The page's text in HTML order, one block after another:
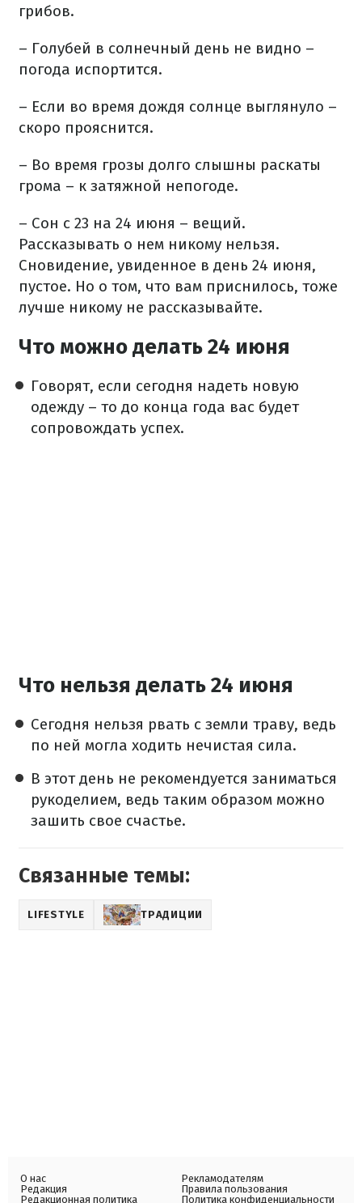
грибов.
– Голубей в солнечный день не видно –
погода испортится.
– Если во время дождя солнце выглянуло –
скоро прояснится.
– Во время грозы долго слышны раскаты
грома – к затяжной непогоде.
– Сон с 23 на 24 июня – вещий.
Рассказывать о нем никому нельзя.
Сновидение, увиденное в день 24 июня,
пустое. Но о том, что вам приснилось, тоже
лучше никому не рассказывайте.
Что можно делать 24 июня
Говорят, если сегодня надеть новую
одежду – то до конца года вас будет
сопровождать успех.
Что нельзя делать 24 июня
Сегодня нельзя рвать с земли траву, ведь
по ней могла ходить нечистая сила.
В этот день не рекомендуется заниматься
рукоделием, ведь таким образом можно
зашить свое счастье.
Связанные темы:
LIFESTYLE ТРАДИЦИИ
О нас
Редакция
Редакционная политика
Рекламодателям
Правила пользования
Политика конфиденциальности